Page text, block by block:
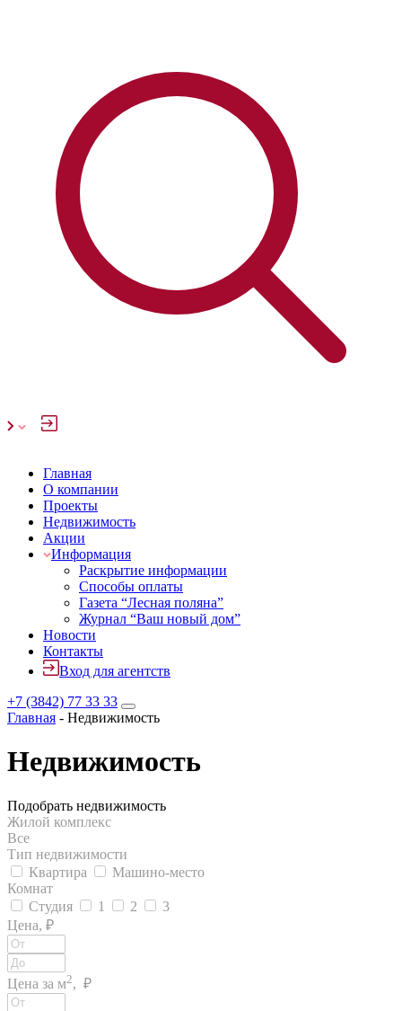
Главная
О компании
Проекты
Недвижимость
Акции
Информация
Раскрытие информации
Способы оплаты
Газета “Лесная поляна”
Журнал “Ваш новый дом”
Новости
Контакты
Вход для агентств
+7 (3842) 77 33 33
Главная - Недвижимость
Недвижимость
Подобрать недвижимость
Жилой комплекс
Все
Тип недвижимости
Квартира
Машино-место
Комнат
Студия
1 2
3
Цена, ₽
Цена за м2, ₽